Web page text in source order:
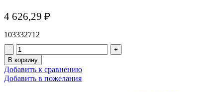
4 626,29 ₽
103332712
В корзину
Добавить к сравнению
Добавить в пожелания